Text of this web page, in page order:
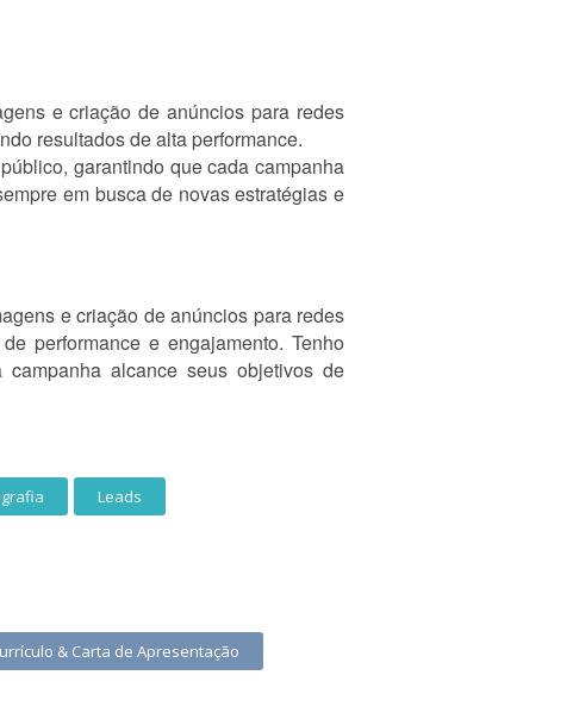
e criação de anúncios para redes
resultados de alta performance.
garantindo que cada campanha
em busca de novas estratégias e
e criação de anúncios para redes
performance e engajamento. Tenho
alcance seus objetivos de
Leads
& Carta de Apresentação